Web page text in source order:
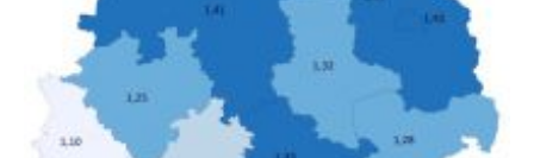
hinnehmen mussten, nahm die Belastung bei
Menschen mit…